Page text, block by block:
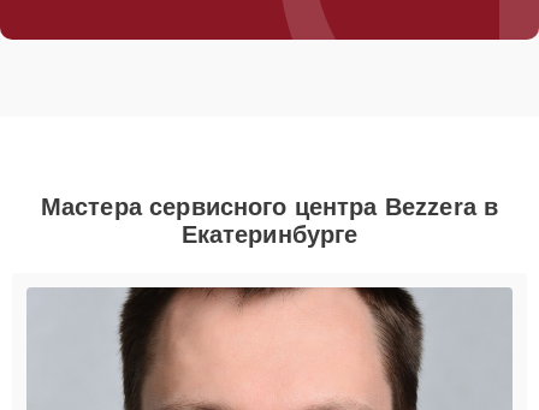
Мастера сервисного центра Bezzera в
Екатеринбурге